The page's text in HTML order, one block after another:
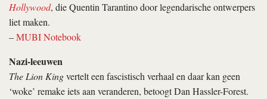
Hollywood, die Quentin Tarantino door legendarische ontwerpers
liet maken.
–MUBI Notebook
Nazi-leeuwen
The Lion Kingvertelt een fascistisch verhaal en daar kan geen
‘woke’ remake iets aan veranderen, betoogt Dan Hassler-Forest.